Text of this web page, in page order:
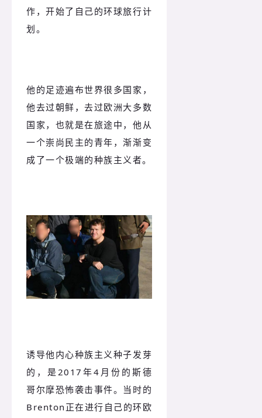
作，开始了自己的环球旅行计
划。
他的足迹遍布世界很多国家，
他去过朝鲜，去过欧洲大多数
国家，也就是在旅途中，他从
一个崇尚民主的青年，渐渐变
成了一个极端的种族主义者。
诱导他内心种族主义种子发芽
的，是2017年4月份的斯德
哥尔摩恐怖袭击事件。当时的
Brenton正在进行自己的环欧